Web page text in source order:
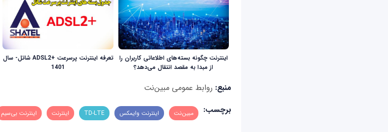
اینترنت چگونه بسته‌های اطلاعاتی کاربران را
از مبدا به مقصد انتقال می‌دهد؟
تعرفه اینترنت پرسرعت +ADSL2 شاتل- سال
1401
منبع: روابط عمومی مبین‌نت
برچسب:
مبین‌نت اینترنت وایمکس TD-LTE اینترنت اینترنت بی‌سیم